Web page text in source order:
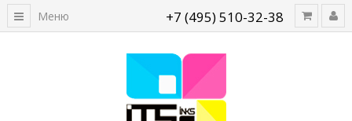
+7 (495) 510-32-38
Меню